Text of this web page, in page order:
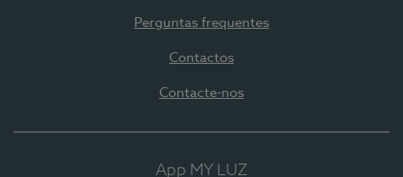
Perguntas frequentes
Contactos
Contacte-nos
App MY LUZ